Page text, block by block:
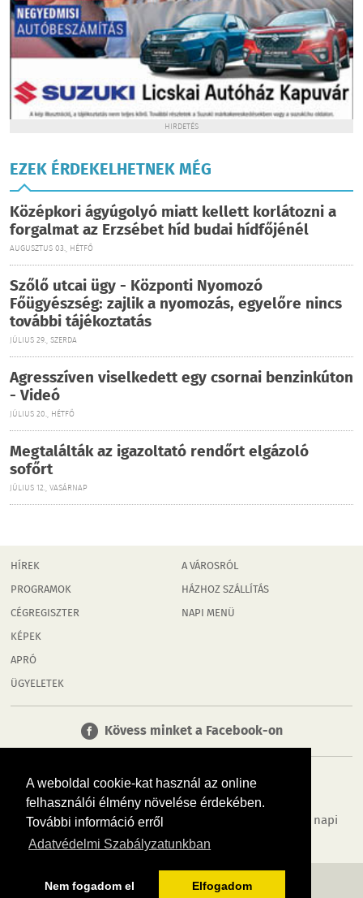
A weboldal cookie-kat használ az online
felhasználói élmény növelése érdekében.
További információ erről
Adatvédelmi Szabályzatunkban
Nem fogadom el Elfogadom
HIRDETÉS
EZEK ÉRDEKELHETNEK MÉG
Középkori ágyúgolyó miatt kellett korlátozni a
forgalmat az Erzsébet híd budai hídfőjénél
AUGUSZTUS 03., HÉTFŐ
Szőlő utcai ügy - Központi Nyomozó
Főügyészség: zajlik a nyomozás, egyelőre nincs
további tájékoztatás
JÚLIUS 29., SZERDA
Agresszíven viselkedett egy csornai benzinkúton
- Videó
JÚLIUS 20., HÉTFŐ
Megtalálták az igazoltató rendőrt elgázoló
sofőrt
JÚLIUS 12., VASÁRNAP
HÍREK
PROGRAMOK
CÉGREGISZTER
KÉPEK
APRÓ
ÜGYELETEK
A VÁROSRÓL
HÁZHOZ SZÁLLÍTÁS
NAPI MENÜ
Kövess minket a Facebook-on
Tudj meg többet városodról! Hírek, programok, képek, napi
menü, cégek…. és minden, ami Rábaköz
MÉDIAAJÁNLÓ ADATVÉDELEM IMPRESSZUM RÓLUNK